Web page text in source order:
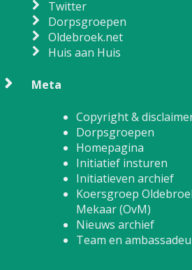
Twitter
Dorpsgroepen
Oldebroek.net
Huis aan Huis
Meta
Copyright &
Dorpsgroepen
Homepagina
Initiatief insturen
Initiatieven archief
Koersgroep
Mekaar (OvM)
Nieuws archief
Team en